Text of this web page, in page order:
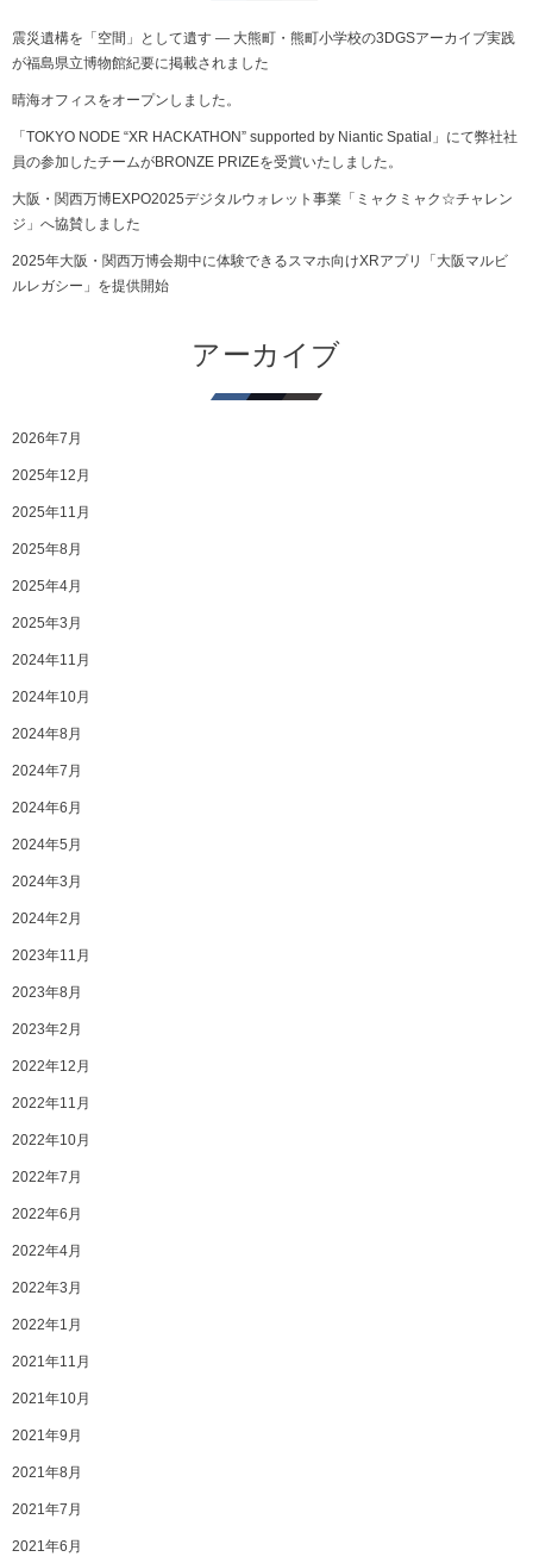
震災遺構を「空間」として遺す ― 大熊町・熊町小学校の3DGSアーカイブ実践
が福島県立博物館紀要に掲載されました
晴海オフィスをオープンしました。
「TOKYO NODE “XR HACKATHON” supported by Niantic Spatial」にて弊社社
員の参加したチームがBRONZE PRIZEを受賞いたしました。
大阪・関西万博EXPO2025デジタルウォレット事業「ミャクミャク☆チャレン
ジ」へ協賛しました
2025年大阪・関西万博会期中に体験できるスマホ向けXRアプリ「大阪マルビ
ルレガシー」を提供開始
アーカイブ
2026年7月
2025年12月
2025年11月
2025年8月
2025年4月
2025年3月
2024年11月
2024年10月
2024年8月
2024年7月
2024年6月
2024年5月
2024年3月
2024年2月
2023年11月
2023年8月
2023年2月
2022年12月
2022年11月
2022年10月
2022年7月
2022年6月
2022年4月
2022年3月
2022年1月
2021年11月
2021年10月
2021年9月
2021年8月
2021年7月
2021年6月